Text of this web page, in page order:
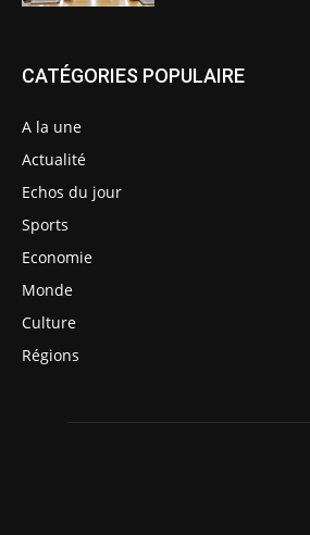
CATÉGORIES POPULAIRE
A la une
Actualité
Echos du jour
Sports
Economie
Monde
Culture
Régions